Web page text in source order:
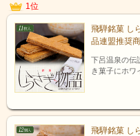
1位
飛騨銘菓 し
品連盟推奨
下呂温泉の伝
き菓子にホワ
飛騨銘菓 し